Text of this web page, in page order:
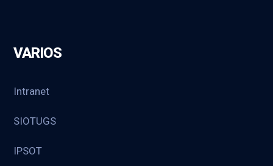
VARIOS
Intranet
SIOTUGS
IPSOT